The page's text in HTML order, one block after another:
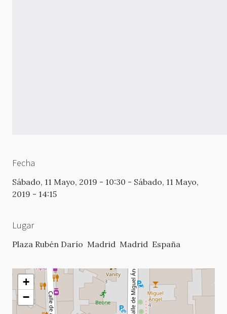
Fecha
Sábado, 11 Mayo, 2019 - 10:30 - Sábado, 11 Mayo,
2019 - 14:15
Lugar
Plaza Rubén Darío Madrid Madrid España
+
−